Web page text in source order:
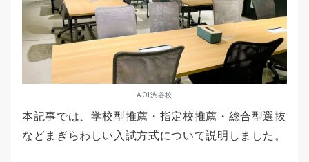
AOI渋谷校
本記事では、学校型推薦・指定校推薦・総合型選抜
などまぎらわしい入試方式について説明しました。